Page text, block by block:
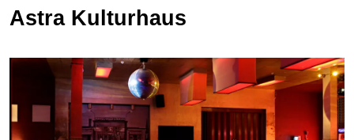
Astra Kulturhaus